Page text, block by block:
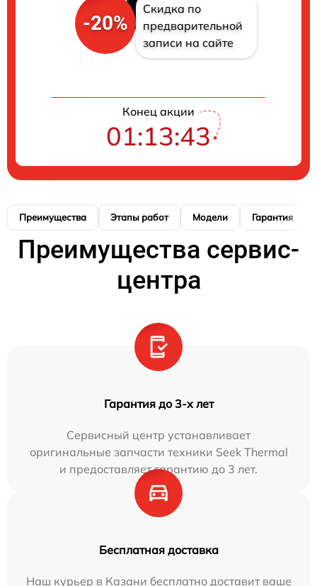
-20%
Скидка по
предварительной
записи на сайте
Конец акции
01:13:42
Преимущества Этапы работ Модели Гарантия
Преимущества сервис-
центра
Гарантия до 3-х лет
Сервисный центр устанавливает
оригинальные запчасти техники Seek Thermal
и предоставляет гарантию до 3 лет.
Бесплатная доставка
Наш курьер в Казани бесплатно доставит ваше